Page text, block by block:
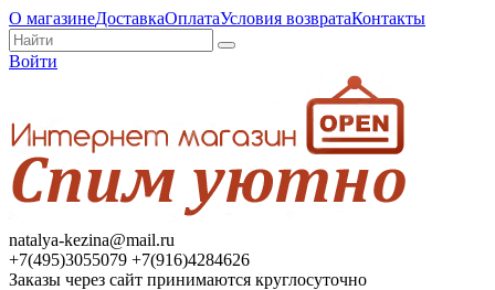
О магазинеДоставкаОплатаУсловия возвратаКонтакты
Войти
natalya-kezina@mail.ru
+7(495)3055079 +7(916)4284626
Заказы через сайт принимаются круглосуточно